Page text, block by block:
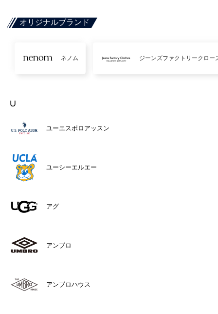
オリジナルブランド
ネノム ジーンズファクトリークロー
U
ユーエスポロアッスン
ユーシーエルエー
アグ
アンブロ
アンブロハウス